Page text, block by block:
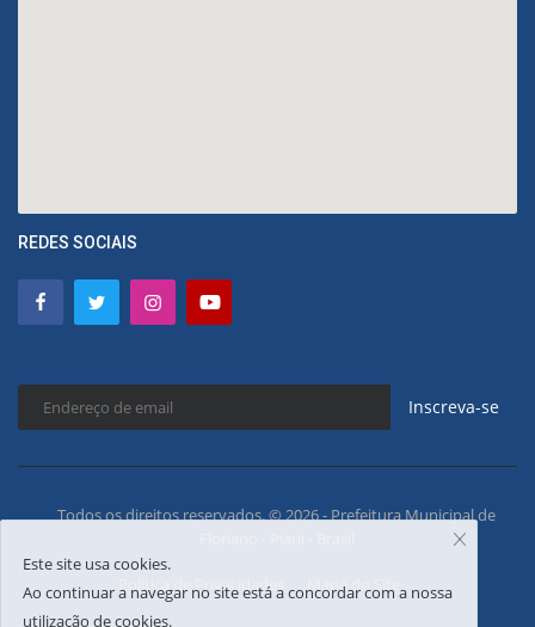
REDES SOCIAIS
Inscreva-se
Todos os direitos reservados. © 2026 - Prefeitura Municipal de
Política de Privacidades Mapa do Site
Este site usa cookies.
Ao continuar a navegar no site está a concordar com a nossa
utilização de cookies.